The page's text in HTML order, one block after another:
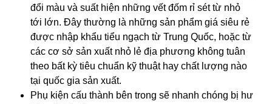
đổi màu và suất hiện những vết đốm rỉ sét từ nhỏ
tới lớn. Đây thường là những sản phẩm giá siêu rẻ
được nhập khẩu tiểu ngạch từ Trung Quốc, hoặc từ
các cơ sở sản xuất nhỏ lẻ địa phương không tuân
theo bất kỳ tiêu chuẩn kỹ thuật hay chất lượng nào
tại quốc gia sản xuất.
Phụ kiện cấu thành bên trong sẽ nhanh chóng bị hư